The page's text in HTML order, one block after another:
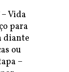
Vida
para
diante
ou
–